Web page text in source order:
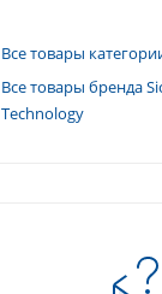
Все товары
Все товары бренда
Technology